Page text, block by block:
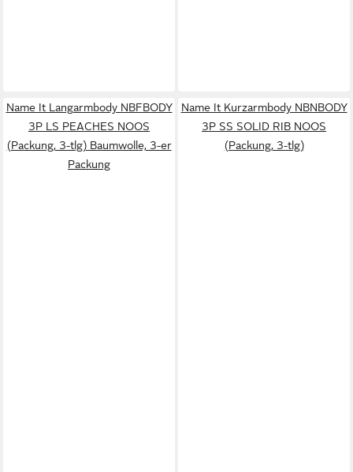
Name It Langarmbody NBFBODY
3P LS PEACHES NOOS
(Packung, 3-tlg) Baumwolle, 3-er
Packung
Name It Kurzarmbody NBNBODY
3P SS SOLID RIB NOOS
(Packung, 3-tlg)